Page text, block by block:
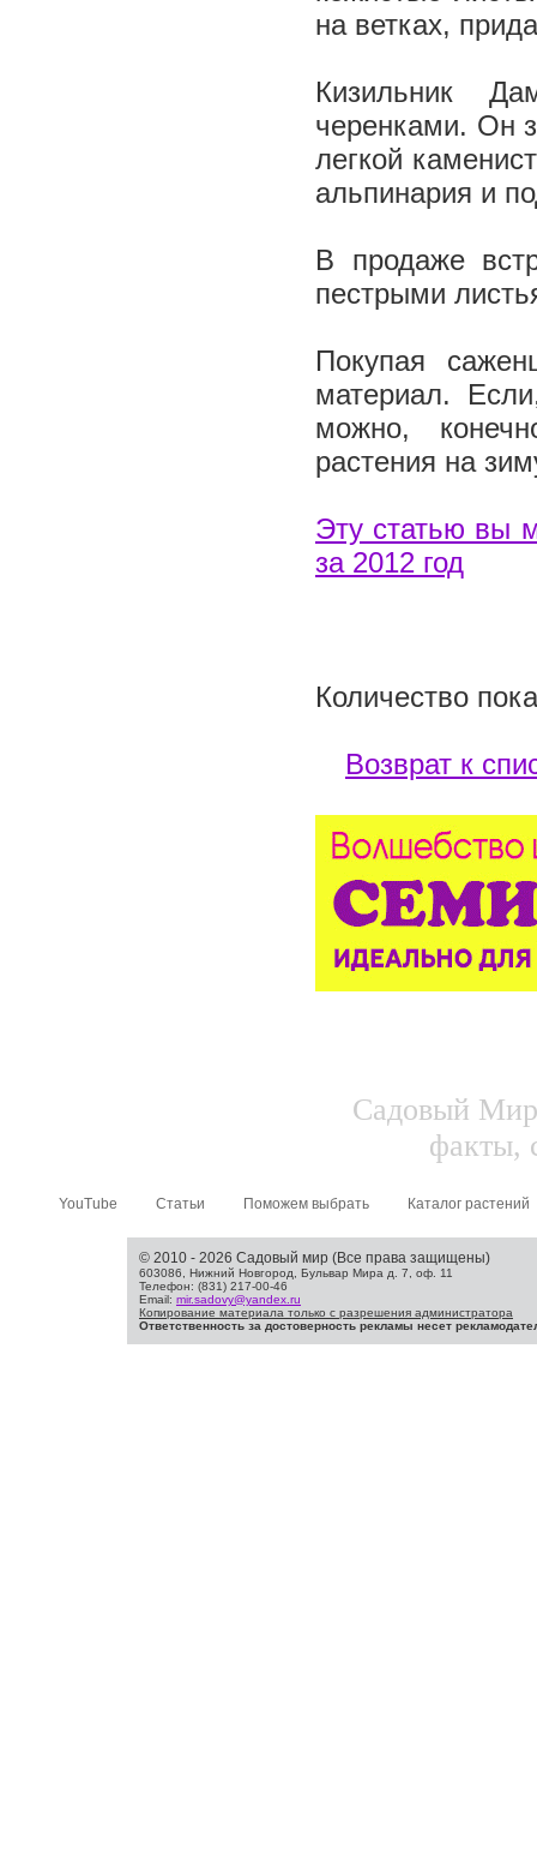
на ветках,
Кизильник
черенками. Он
легкой
альпинария и
В продаже
пестрыми
Покупая
материал.
можно,
растения на
Эту статью вы
за 2012 год
Количество
Возврат к
Садовый
факты,
YouTube Статьи Поможем выбрать Каталог растений
© 2010 - 2026 Садовый мир (Все права защищены)
603086, Нижний Новгород, Бульвар Мира д. 7, оф. 11
Телефон: (831) 217-00-46
Email: mir.sadovy@yandex.ru
Копирование материала только с разрешения администратора
Ответственность за достоверность рекламы несет